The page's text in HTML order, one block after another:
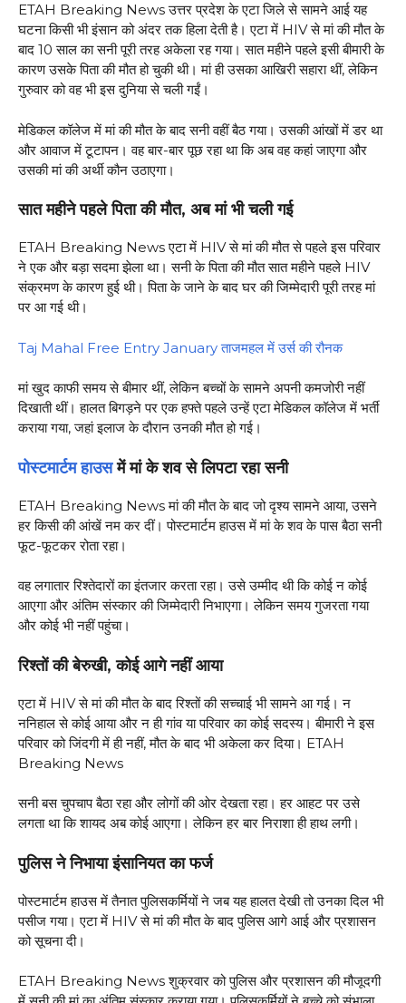
ETAH Breaking News उत्तर प्रदेश के एटा जिले से सामने आई यह
घटना किसी भी इंसान को अंदर तक हिला देती है। एटा में HIV से मां की मौत के
बाद 10 साल का सनी पूरी तरह अकेला रह गया। सात महीने पहले इसी बीमारी के
कारण उसके पिता की मौत हो चुकी थी। मां ही उसका आखिरी सहारा थीं, लेकिन
गुरुवार को वह भी इस दुनिया से चली गईं।
मेडिकल कॉलेज में मां की मौत के बाद सनी वहीं बैठ गया। उसकी आंखों में डर था
और आवाज में टूटापन। वह बार-बार पूछ रहा था कि अब वह कहां जाएगा और
उसकी मां की अर्थी कौन उठाएगा।
सात महीने पहले पिता की मौत, अब मां भी चली गई
ETAH Breaking News एटा में HIV से मां की मौत से पहले इस परिवार
ने एक और बड़ा सदमा झेला था। सनी के पिता की मौत सात महीने पहले HIV
संक्रमण के कारण हुई थी। पिता के जाने के बाद घर की जिम्मेदारी पूरी तरह मां
पर आ गई थी।
Taj Mahal Free Entry January ताजमहल में उर्स की रौनक
मां खुद काफी समय से बीमार थीं, लेकिन बच्चों के सामने अपनी कमजोरी नहीं
दिखाती थीं। हालत बिगड़ने पर एक हफ्ते पहले उन्हें एटा मेडिकल कॉलेज में भर्ती
कराया गया, जहां इलाज के दौरान उनकी मौत हो गई।
पोस्टमार्टम हाउसमें मां के शव से लिपटा रहा सनी
ETAH Breaking News मां की मौत के बाद जो दृश्य सामने आया, उसने
हर किसी की आंखें नम कर दीं। पोस्टमार्टम हाउस में मां के शव के पास बैठा सनी
फूट-फूटकर रोता रहा।
वह लगातार रिश्तेदारों का इंतजार करता रहा। उसे उम्मीद थी कि कोई न कोई
आएगा और अंतिम संस्कार की जिम्मेदारी निभाएगा। लेकिन समय गुजरता गया
और कोई भी नहीं पहुंचा।
रिश्तों की बेरुखी, कोई आगे नहीं आया
एटा में HIV से मां की मौत के बाद रिश्तों की सच्चाई भी सामने आ गई। न
ननिहाल से कोई आया और न ही गांव या परिवार का कोई सदस्य। बीमारी ने इस
परिवार को जिंदगी में ही नहीं, मौत के बाद भी अकेला कर दिया। ETAH
Breaking News
सनी बस चुपचाप बैठा रहा और लोगों की ओर देखता रहा। हर आहट पर उसे
लगता था कि शायद अब कोई आएगा। लेकिन हर बार निराशा ही हाथ लगी।
पुलिस ने निभाया इंसानियत का फर्ज
पोस्टमार्टम हाउस में तैनात पुलिसकर्मियों ने जब यह हालत देखी तो उनका दिल भी
पसीज गया। एटा में HIV से मां की मौत के बाद पुलिस आगे आई और प्रशासन
को सूचना दी।
ETAH Breaking News शुक्रवार को पुलिस और प्रशासन की मौजूदगी